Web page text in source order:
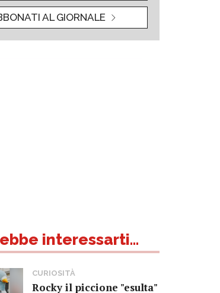
AL GIORNALE
interessarti...
CURIOSITÀ
Rocky il piccione "esulta"